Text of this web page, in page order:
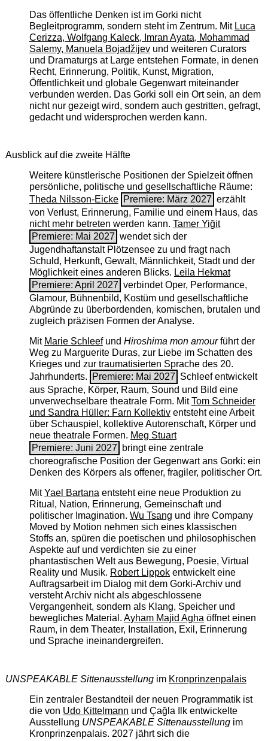
Das öffentliche Denken ist im Gorki nicht
Begleitprogramm, sondern steht im Zentrum. Mit Luca
Cerizza, Wolfgang Kaleck, Imran Ayata, Mohammad
Salemy, Manuela Bojadžijevund weiteren Curators
und Dramaturgs at Large entstehen Formate, in denen
Recht, Erinnerung, Politik, Kunst, Migration,
Öffentlichkeit und globale Gegenwart miteinander
verbunden werden. Das Gorki soll ein Ort sein, an dem
nicht nur gezeigt wird, sondern auch gestritten, gefragt,
gedacht und widersprochen werden kann.
Ausblick auf die zweite Hälfte
Weitere künstlerische Positionen der Spielzeit öffnen
persönliche, politische und gesellschaftliche Räume:
Theda Nilsson-Eicke Premiere: März 2027 erzählt
von Verlust, Erinnerung, Familie und einem Haus, das
nicht mehr betreten werden kann. Tamer Yiğit
Premiere: Mai 2027 wendet sich der
Jugendhaftanstalt Plötzensee zu und fragt nach
Schuld, Herkunft, Gewalt, Männlichkeit, Stadt und der
Möglichkeit eines anderen Blicks. Leila Hekmat
Premiere: April 2027 verbindet Oper, Performance,
Glamour, Bühnenbild, Kostüm und gesellschaftliche
Abgründe zu überbordenden, komischen, brutalen und
zugleich präzisen Formen der Analyse.
Mit Marie Schleefund Hiroshima mon amourführt der
Weg zu Marguerite Duras, zur Liebe im Schatten des
Krieges und zur traumatisierten Sprache des 20.
Jahrhunderts.
Premiere: Mai 2027 Schleef entwickelt
aus Sprache, Körper, Raum, Sound und Bild eine
unverwechselbare theatrale Form. MitTom Schneider
und Sandra Hüller: Farn Kollektiventsteht eine Arbeit
über Schauspiel, kollektive Autorenschaft, Körper und
neue theatrale Formen. Meg Stuart
Premiere: Juni 2027
bringt eine zentrale
choreografische Position der Gegenwart ans Gorki: ein
Denken des Körpers als offener, fragiler, politischer Ort.
MitYael Bartanaentsteht eine neue Produktion zu
Ritual, Nation, Erinnerung, Gemeinschaft und
politischer Imagination. Wu Tsang und ihre Company
Moved by Motion nehmen sich eines klassischen
Stoffs an, spüren die poetischen und philosophischen
Aspekte auf und verdichten sie zu einer
phantastischen Welt aus Bewegung, Poesie, Virtual
Reality und Musik. Robert Lippokentwickelt eine
Auftragsarbeit im Dialog mit dem Gorki-Archiv und
versteht Archiv nicht als abgeschlossene
Vergangenheit, sondern als Klang, Speicher und
bewegliches Material. Ayham Majid Aghaöffnet einen
Raum, in dem Theater, Installation, Exil, Erinnerung
und Sprache ineinandergreifen.
UNSPEAKABLE Sittenausstellungim Kronprinzenpalais
Ein zentraler Bestandteil der neuen Programmatik ist
die von Udo Kittelmann und Çağla Ilk entwickelte
Ausstellung UNSPEAKABLE Sittenausstellungim
Kronprinzenpalais. 2027 jährt sich die